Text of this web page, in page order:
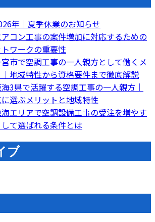
年｜夏季休業のお知らせ
コン工事の案件増加に対応するための
ワークの重要性
市で空調工事の一人親方として働くメ
地域特性から資格要件まで徹底解説
3県で活躍する空調工事の一人親方｜
選ぶメリットと地域特性
エリアで空調設備工事の受注を増やす
して選ばれる条件とは
ブ